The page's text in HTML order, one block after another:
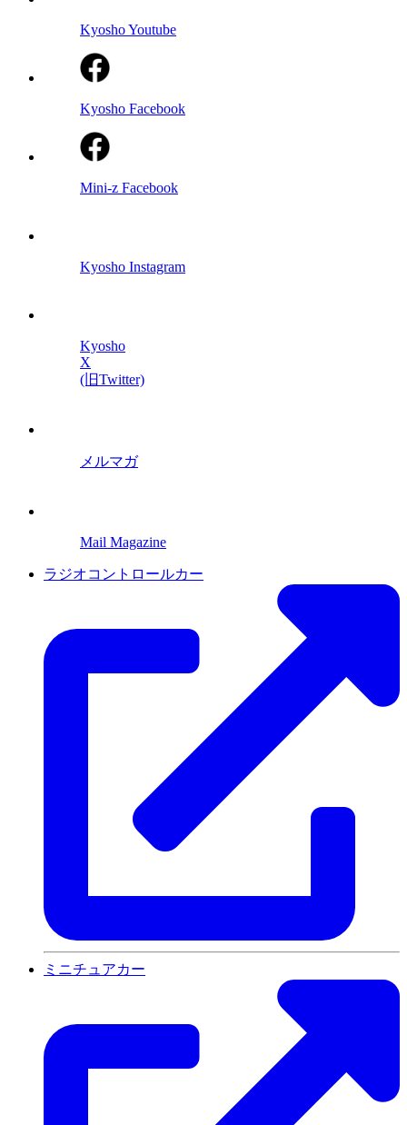
Kyosho Youtube
Kyosho Facebook
Mini-z Facebook
Kyosho Instagram
Kyosho
X
(旧Twitter)
メルマガ
Mail Magazine
ラジオコントロールカー
ミニチュアカー